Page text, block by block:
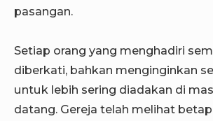
pasangan.
Setiap orang yang menghadiri
diberkati, bahkan menginginkan
untuk lebih sering diadakan di
datang. Gereja telah melihat